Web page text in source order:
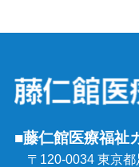
介護予防運動指
行動援護従業者
強度行動障害支
社会福祉士受験
精神保健福祉士
■藤仁館医療福
〒120-0034 東京